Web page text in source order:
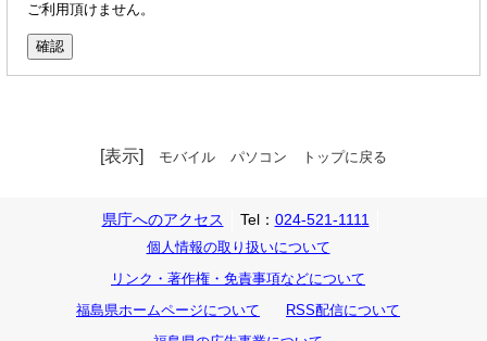
ご利用頂けません。
[表示] モバイル パソコン トップに戻る
県庁へのアクセス Tel： 024-521-1111
個人情報の取り扱いについて
リンク・著作権・免責事項などについて
福島県ホームページについて
RSS配信について